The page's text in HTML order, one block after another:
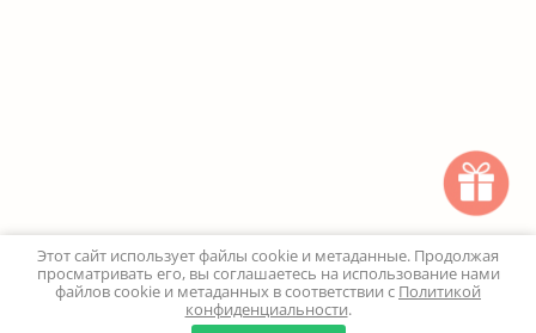
0
Этот сайт использует файлы cookie и метаданные. Продолжая
просматривать его, вы соглашаетесь на использование нами
файлов cookie и метаданных в соответствии с Политикой
конфиденциальности.